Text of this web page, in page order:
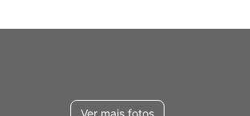
Ver mais fotos